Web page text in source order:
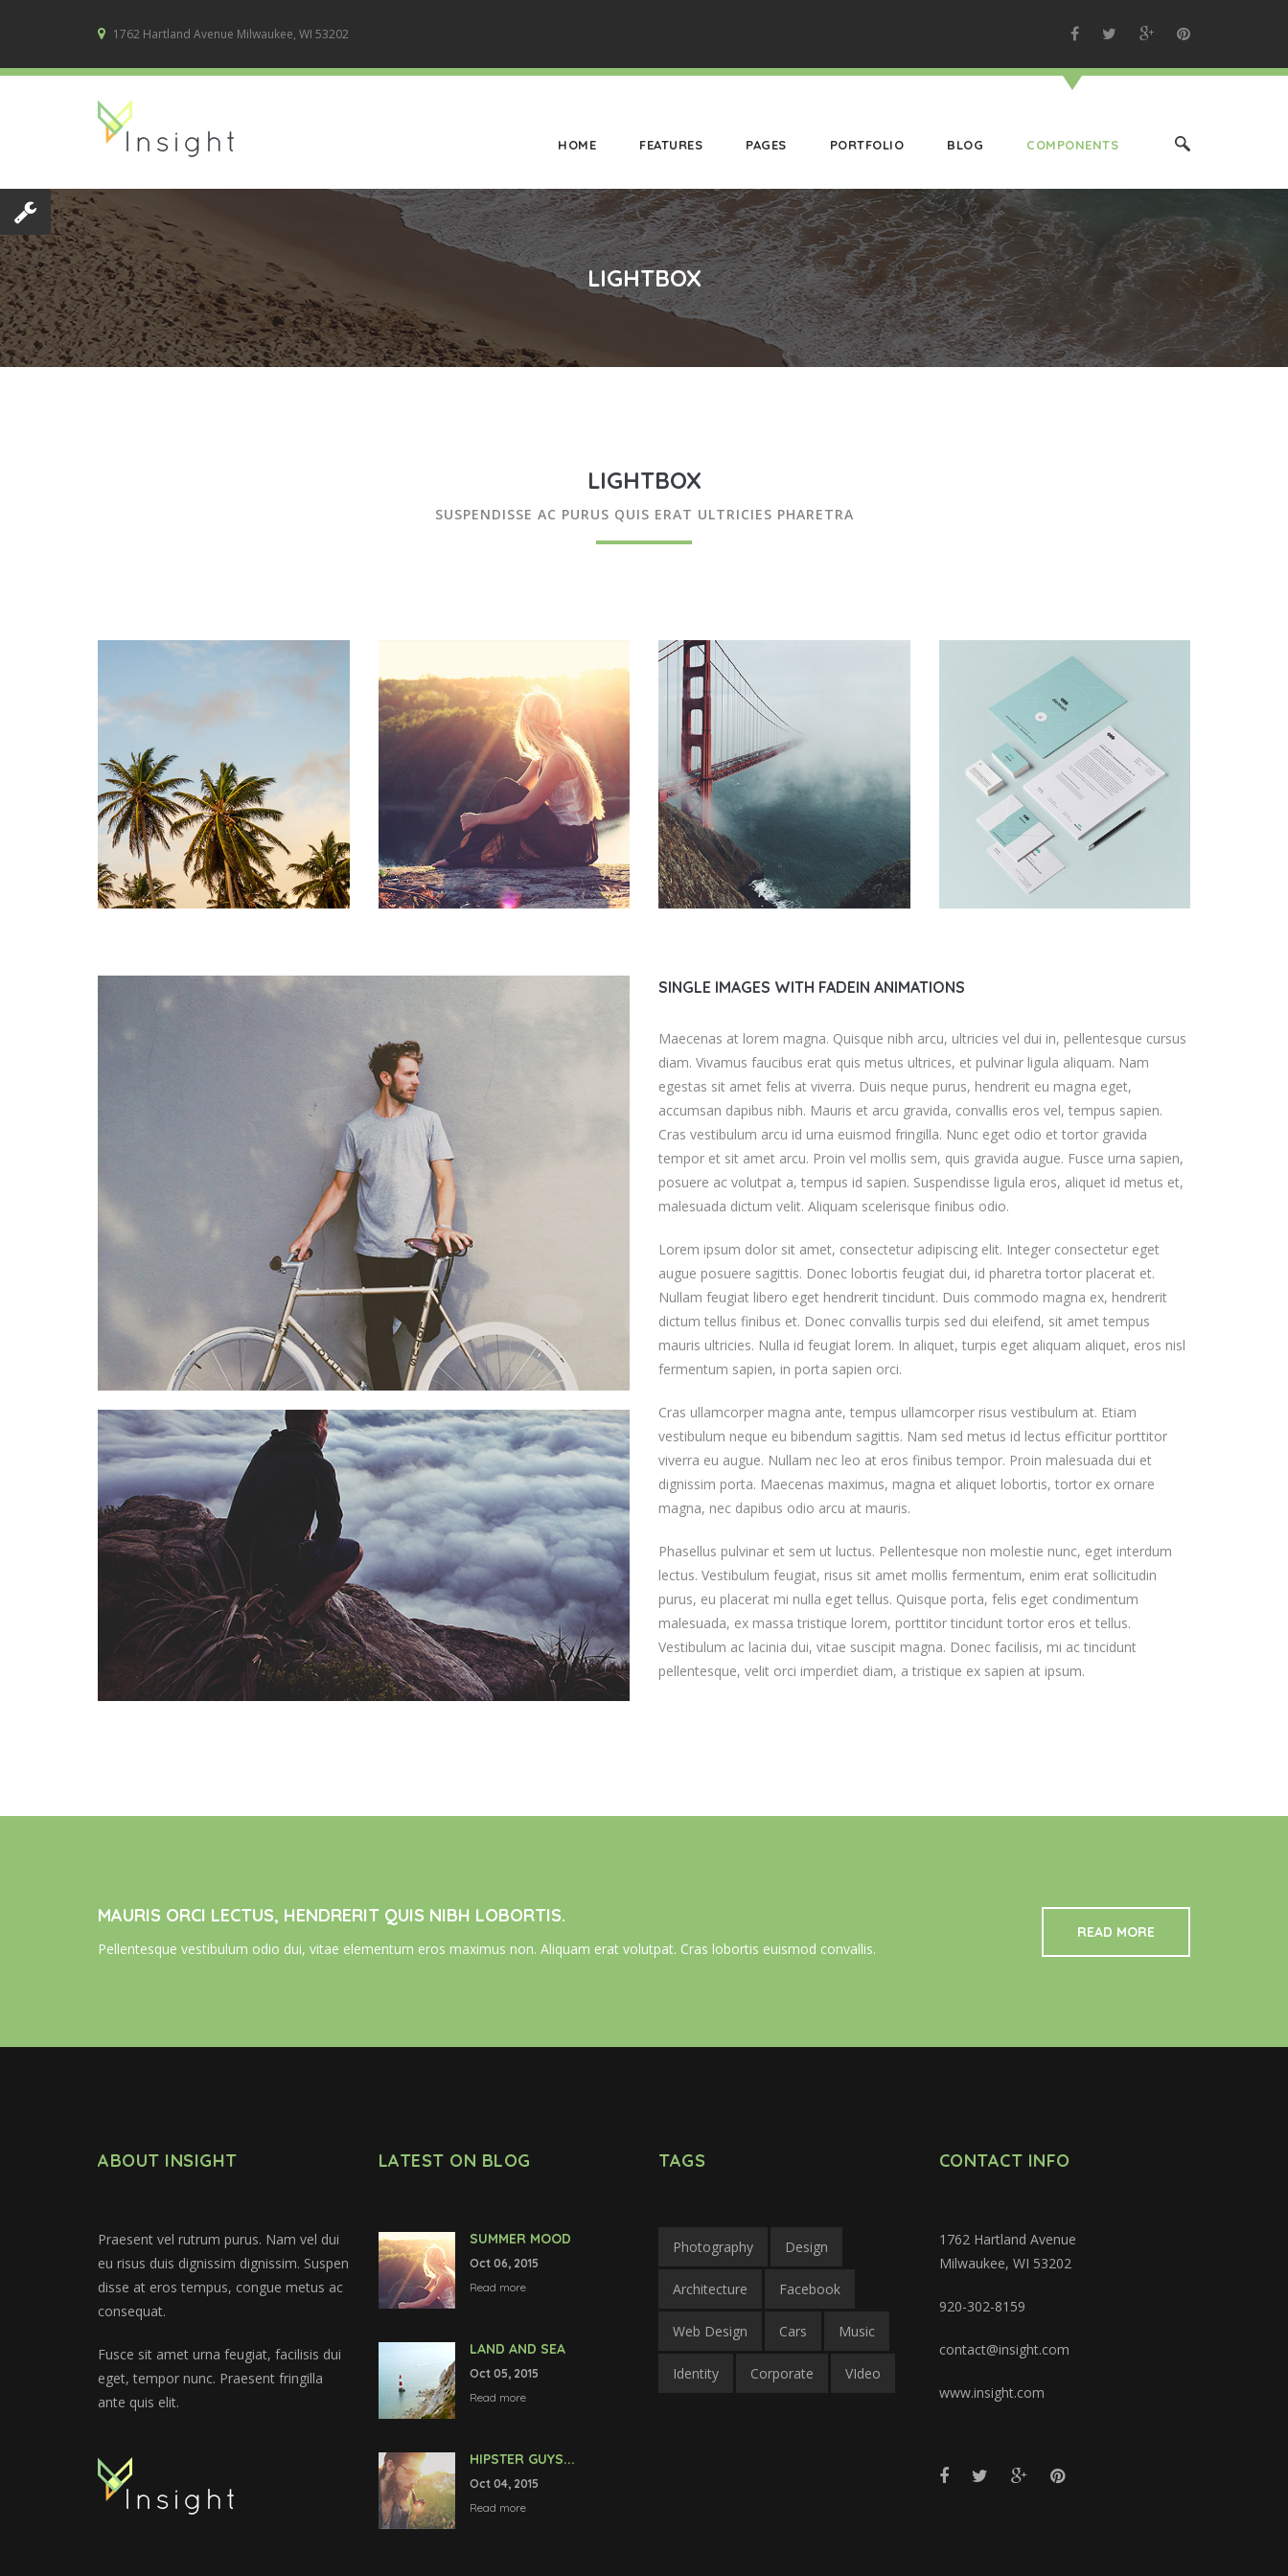
1762 Hartland Avenue Milwaukee, WI 53202
HOME FEATURES PAGES PORTFOLIO BLOG COMPONENTS
LIGHTBOX
LIGHTBOX
SUSPENDISSE AC PURUS QUIS ERAT ULTRICIES PHARETRA
SINGLE IMAGES WITH FADEIN ANIMATIONS
Maecenas at lorem magna. Quisque nibh arcu, ultricies vel dui in, pellentesque cursus
diam. Vivamus faucibus erat quis metus ultrices, et pulvinar ligula aliquam. Nam
egestas sit amet felis at viverra. Duis neque purus, hendrerit eu magna eget,
accumsan dapibus nibh. Mauris et arcu gravida, convallis eros vel, tempus sapien.
Cras vestibulum arcu id urna euismod fringilla. Nunc eget odio et tortor gravida
tempor et sit amet arcu. Proin vel mollis sem, quis gravida augue. Fusce urna sapien,
posuere ac volutpat a, tempus id sapien. Suspendisse ligula eros, aliquet id metus et,
malesuada dictum velit. Aliquam scelerisque finibus odio.
Lorem ipsum dolor sit amet, consectetur adipiscing elit. Integer consectetur eget
augue posuere sagittis. Donec lobortis feugiat dui, id pharetra tortor placerat et.
Nullam feugiat libero eget hendrerit tincidunt. Duis commodo magna ex, hendrerit
dictum tellus finibus et. Donec convallis turpis sed dui eleifend, sit amet tempus
mauris ultricies. Nulla id feugiat lorem. In aliquet, turpis eget aliquam aliquet, eros nisl
fermentum sapien, in porta sapien orci.
Cras ullamcorper magna ante, tempus ullamcorper risus vestibulum at. Etiam
vestibulum neque eu bibendum sagittis. Nam sed metus id lectus efficitur porttitor
viverra eu augue. Nullam nec leo at eros finibus tempor. Proin malesuada dui et
dignissim porta. Maecenas maximus, magna et aliquet lobortis, tortor ex ornare
magna, nec dapibus odio arcu at mauris.
Phasellus pulvinar et sem ut luctus. Pellentesque non molestie nunc, eget interdum
lectus. Vestibulum feugiat, risus sit amet mollis fermentum, enim erat sollicitudin
purus, eu placerat mi nulla eget tellus. Quisque porta, felis eget condimentum
malesuada, ex massa tristique lorem, porttitor tincidunt tortor eros et tellus.
Vestibulum ac lacinia dui, vitae suscipit magna. Donec facilisis, mi ac tincidunt
pellentesque, velit orci imperdiet diam, a tristique ex sapien at ipsum.
MAURIS ORCI LECTUS, HENDRERIT QUIS NIBH LOBORTIS.
Pellentesque vestibulum odio dui, vitae elementum eros maximus non. Aliquam erat volutpat. Cras lobortis euismod convallis.
READ MORE
ABOUT INSIGHT
Praesent vel rutrum purus. Nam vel dui
eu risus duis dignissim dignissim. Suspen
disse at eros tempus, congue metus ac
consequat.
Fusce sit amet urna feugiat, facilisis dui
eget, tempor nunc. Praesent fringilla
ante quis elit.
LATEST ON BLOG
SUMMER MOOD
Oct 06, 2015
Read more
LAND AND SEA
Oct 05, 2015
Read more
HIPSTER GUYS...
Oct 04, 2015
Read more
TAGS
Photography Design
Architecture Facebook
Web Design Cars Music
Identity Corporate VIdeo
CONTACT INFO
1762 Hartland Avenue
Milwaukee, WI 53202
920-302-8159
contact@insight.com
www.insight.com